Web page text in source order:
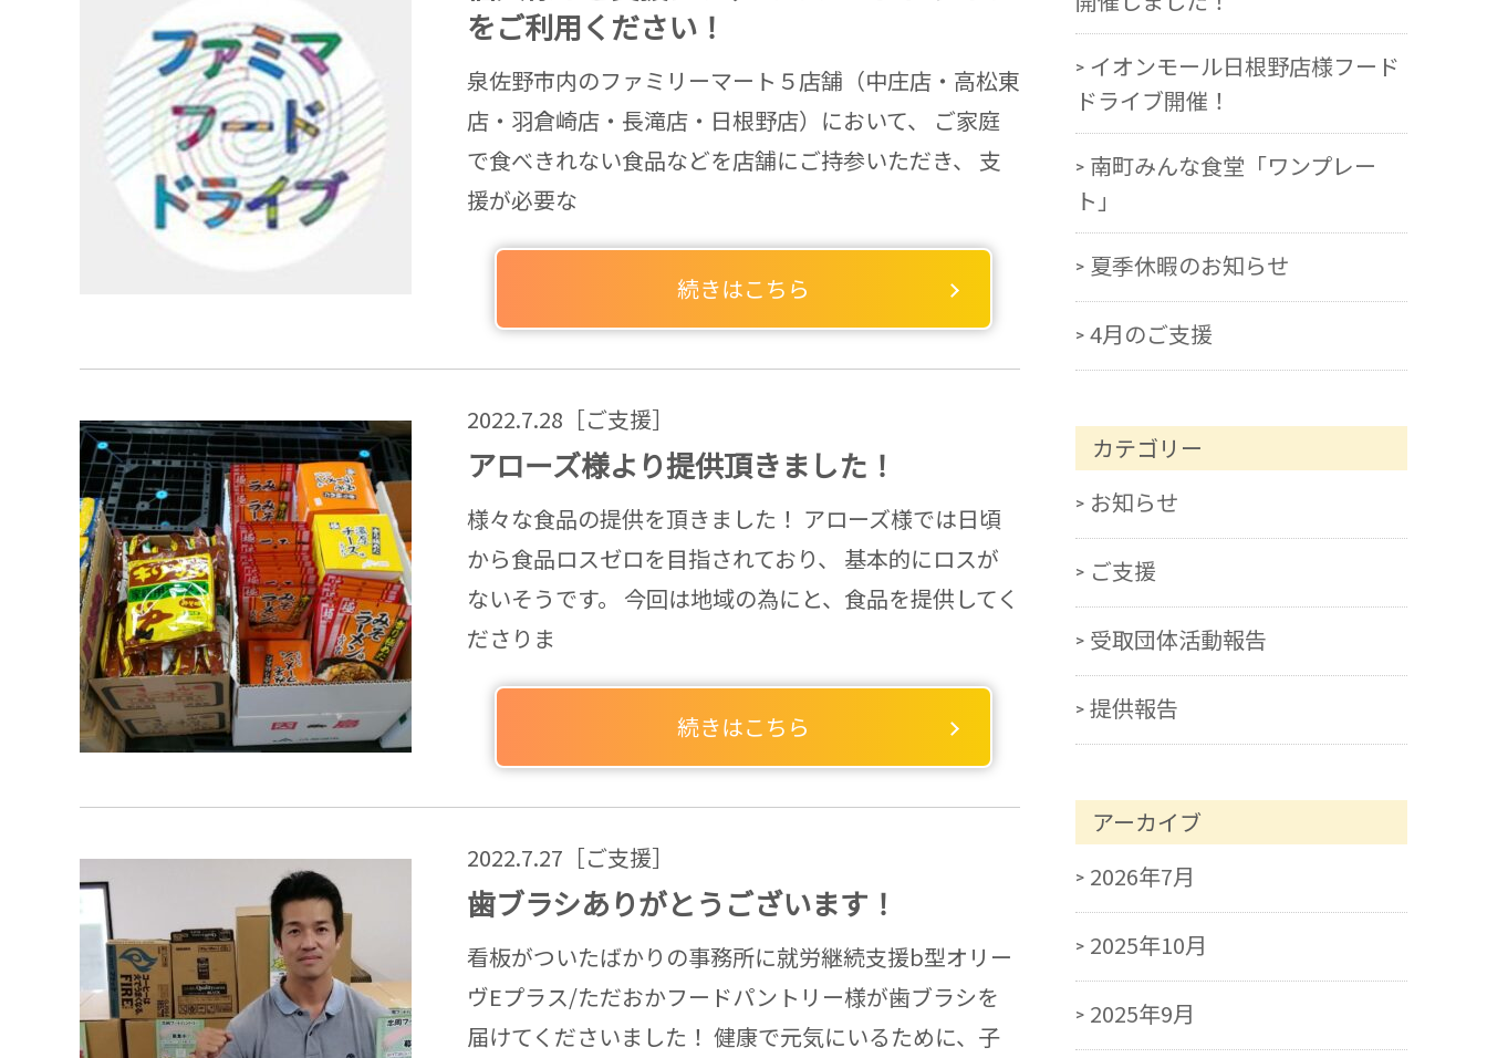
をご利用ください！
泉佐野市内のファミリーマート５店舗（中庄店・高松東
店・羽倉崎店・長滝店・日根野店）において、 ご家庭
で食べきれない食品などを店舗にご持参いただき、 支
援が必要な
続きはこちら
2022.7.28［ご支援］
アローズ様より提供頂きました！
様々な食品の提供を頂きました！ アローズ様では日頃
から食品ロスゼロを目指されており、 基本的にロスが
ないそうです。 今回は地域の為にと、食品を提供してく
ださりま
続きはこちら
2022.7.27［ご支援］
歯ブラシありがとうございます！
看板がついたばかりの事務所に就労継続支援b型オリー
ヴEプラス/ただおかフードパントリー様が歯ブラシを
届けてくださいました！ 健康で元気にいるために、子
イオンモール日根野店様フード
ドライブ開催！
南町みんな食堂「ワンプレー
ト」
夏季休暇のお知らせ
4月のご支援
カテゴリー
お知らせ
ご支援
受取団体活動報告
提供報告
アーカイブ
2026年7月
2025年10月
2025年9月